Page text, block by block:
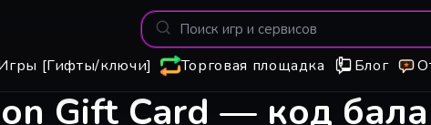
[Гифты/ключи] Торговая площадка Блог
Gift Card — код